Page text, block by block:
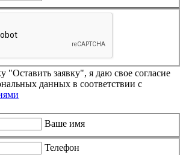
"Оставить заявку", я даю свое согласие
данных в соответствии с
Ваше имя
Телефон